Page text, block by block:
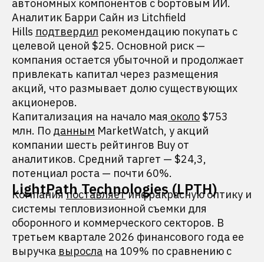
автономных компонентов с бортовым ИИ.
Аналитик Барри Сайн из Litchfield
Hills подтвердил рекомендацию покупать с
целевой ценой $25. Основной риск —
компания остается убыточной и продолжает
привлекать капитал через размещения
акций, что размывает долю существующих
акционеров.
Капитализация на начало мая около$753
млн. По данным MarketWatch, у акций
компании шесть рейтингов Buy от
аналитиков. Средний таргет — $24,3,
потенциал роста — почти 60%.
LightPath Technologies (LPTH)
Компанияпоставляетинфракрасную оптику и
системы тепловизионной съемки для
оборонного и коммерческого секторов. В
третьем квартале 2026 финансового года ее
выручка выросла на 109% по сравнению с